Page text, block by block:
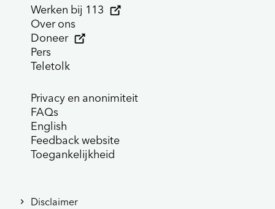
Werken bij 113
Over ons
Doneer
Pers
Teletolk
Privacy en anonimiteit
FAQs
English
Feedback website
Toegankelijkheid
Disclaimer